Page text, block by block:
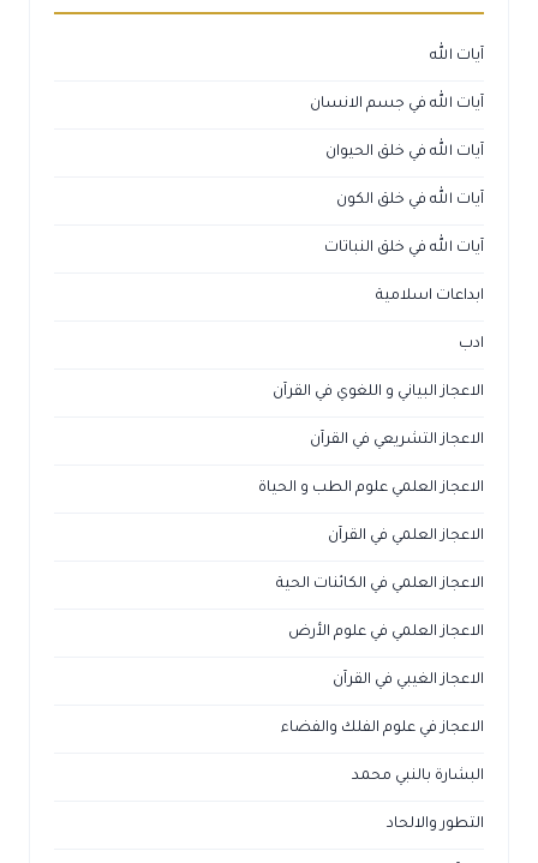
آيات الله
آيات الله في جسم الانسان
آيات الله في خلق الحيوان
آيات الله في خلق الكون
آيات الله في خلق النباتات
ابداعات اسلامية
ادب
الاعجاز البياني و اللغوي في القرآن
الاعجاز التشريعي في القرآن
الاعجاز العلمي علوم الطب و الحياة
الاعجاز العلمي في القرآن
الاعجاز العلمي في الكائنات الحية
الاعجاز العلمي في علوم الأرض
الاعجاز الغيبي في القرآن
الاعجاز في علوم الفلك والفضاء
البشارة بالنبي محمد
التطور والالحاد